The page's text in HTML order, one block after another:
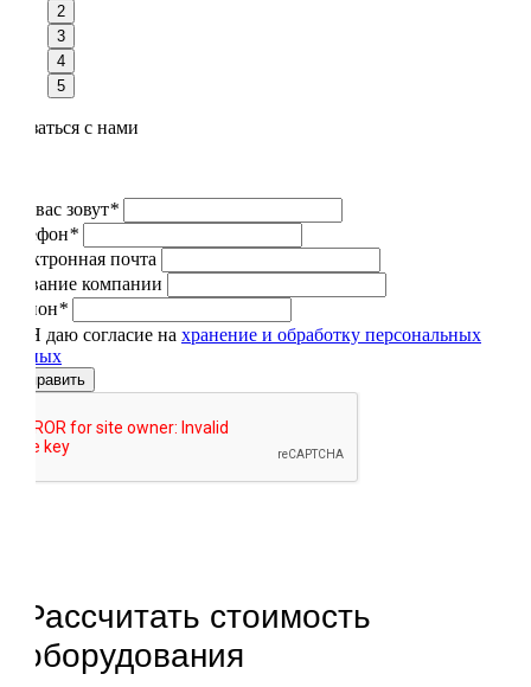
2
3
4
5
Связаться с нами
Как вас зовут*
Телефон*
Электронная почта
Название компании
Регион*
Я даю согласие на хранение и обработку персональных
данных
Отправить
Рассчитать стоимость
оборудования